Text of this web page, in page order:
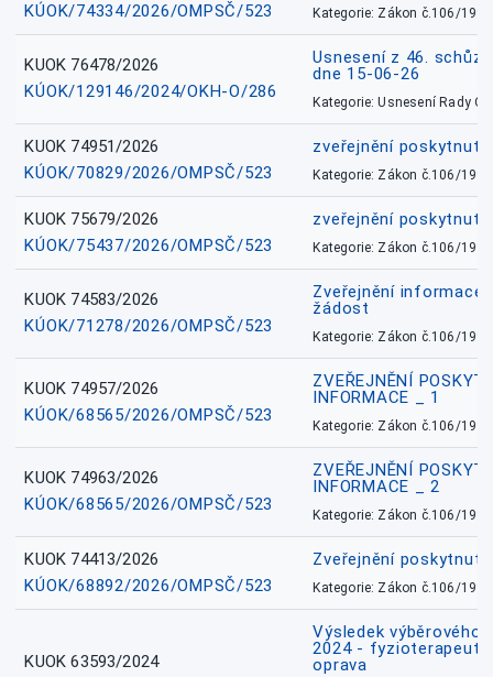
KÚOK/74334/2026/OMPSČ/523
Kategorie: Zákon č.106/1999
KUOK 76478/2026
KÚOK/129146/2024/OKH-O/286
Usnesení z 46.
dne 15-06-26
Kategorie: Usnesení Rady
KUOK 74951/2026
KÚOK/70829/2026/OMPSČ/523
zveřejnění
Kategorie: Zákon č.106/1999
KUOK 75679/2026
KÚOK/75437/2026/OMPSČ/523
zveřejnění
Kategorie: Zákon č.106/1999
KUOK 74583/2026
KÚOK/71278/2026/OMPSČ/523
Zveřejnění informace
žádost
Kategorie: Zákon č.106/1999
KUOK 74957/2026
KÚOK/68565/2026/OMPSČ/523
ZVEŘEJNĚNÍ
INFORMACE _ 1
Kategorie: Zákon č.106/1999
KUOK 74963/2026
KÚOK/68565/2026/OMPSČ/523
ZVEŘEJNĚNÍ
INFORMACE _ 2
Kategorie: Zákon č.106/1999
KUOK 74413/2026
KÚOK/68892/2026/OMPSČ/523
Zveřejnění
Kategorie: Zákon č.106/1999
KUOK 63593/2024
Výsledek výběrového
2024 - fyzioterapeut,
oprava